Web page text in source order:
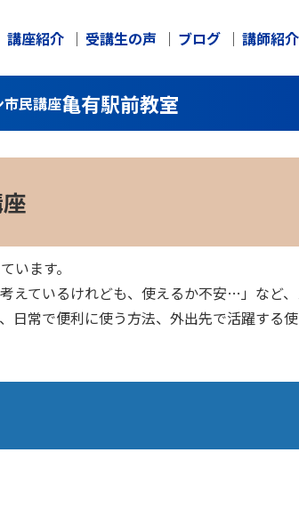
講座紹介 受講生の声 ブログ 講師紹介
民講座亀有駅前教室
います。
えているけれども、使えるか不安…」など
日常で便利に使う方法、外出先で活躍する